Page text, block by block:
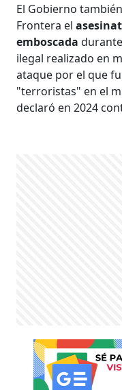
El Gobierno
Frontera el
emboscada
ilegal realizado en
ataque por el que
"terroristas" en el
declaró en 2024